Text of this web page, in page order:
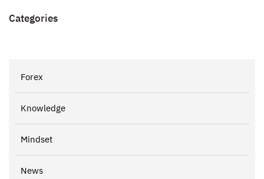
Categories
Forex
Knowledge
Mindset
News